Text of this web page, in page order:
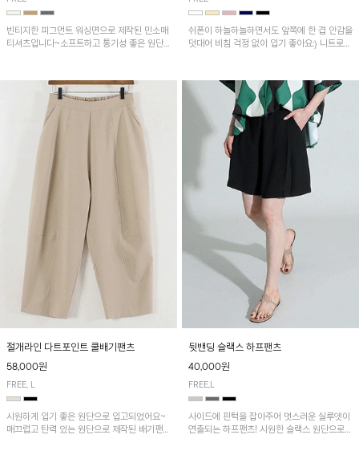
빈티지한 피그먼트 워싱면으로 제작된 민소매
티셔츠입니다~소프트하고 통기성 좋은 원단
쉬폰이 하늘하늘하면서도 앞쪽에 한 겹 안감을
덧대어 비침 걱정 없이 입기 좋아요:) 니트로
절개라인 다트포인트 쿨배기팬츠
58,000원
FREE, L
시원하게 입기 좋은 원단으로 입고되었어요~
매끄럽고 탄력 있는 원단으로 제작된 배기팬츠
뒷밴딩 슬랙스 하프팬츠
40,000원
FREE,L
사이드에 핀턱을 잡아주어 멋스러운 실루엣이
연출되는 하프팬츠! 시원한 슬랙스 원단으로